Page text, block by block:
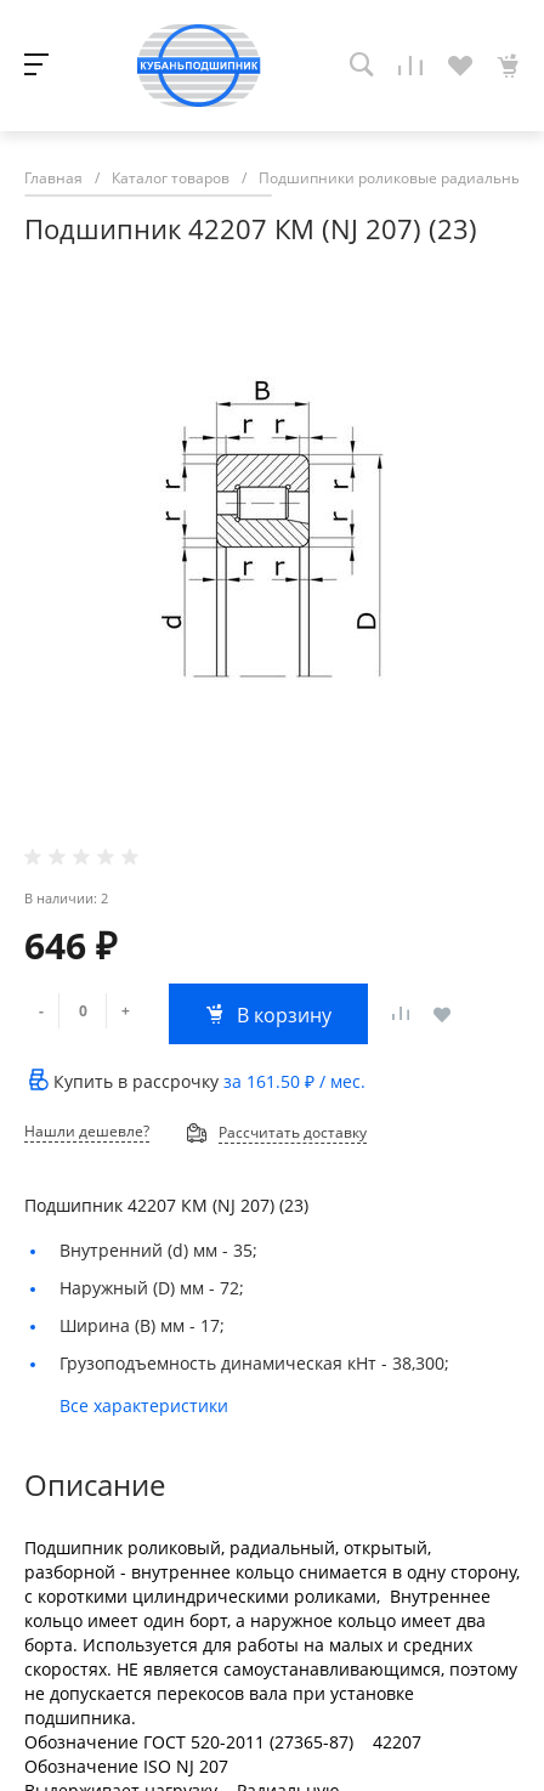
Главная / Каталог товаров / Подшипники роликовые радиальные
Подшипник 42207 КМ (NJ 207) (23)
В наличии: 2
646 ₽
- + В корзину
Купить в рассрочку за 161.50 ₽ / мес.
Нашли дешевле? Рассчитать доставку
Подшипник 42207 КМ (NJ 207) (23)
Внутренний (d) мм - 35;
Наружный (D) мм - 72;
Ширина (B) мм - 17;
Грузоподъемность динамическая кНт - 38,300;
Все характеристики
Описание
Подшипник роликовый, радиальный, открытый,
разборной - внутреннее кольцо снимается в одну сторону,
с короткими цилиндрическими роликами, Внутреннее
кольцо имеет один борт, а наружное кольцо имеет два
борта. Используется для работы на малых и средних
скоростях. НЕ является самоустанавливающимся, поэтому
не допускается перекосов вала при установке
подшипника.
Обозначение ГОСТ 520-2011 (27365-87) 42207
Обозначение ISO NJ 207